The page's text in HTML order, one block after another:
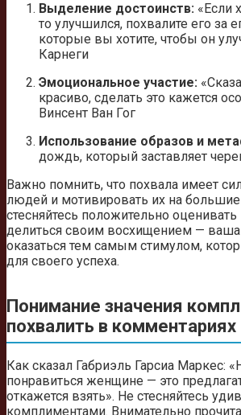
Выделение достоинств: «Если
то улучшился, похвалите его за
которые вы хотите, чтобы он
Карнеги
Эмоциональное участие:
красиво, сделать это кажется
Винсент Ван Гог
Использование образов и
дождь, который заставляет
Важно помнить, что похвала имеет
людей и мотивировать их на
стесняйтесь положительно
делиться своим восхищением —
оказаться тем самым стимулом,
для своего успеха.
Понимание значения
похвалить в комментариях
Как сказал Габриэль Гарсиа Маркес:
понравиться женщине — это
откажется взять». Не стесняйтесь
комплиментами. Внимательно